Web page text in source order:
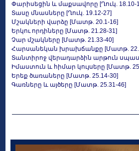
Փարիսեցին և մաքսավորը [Ղուկ. 18.10-
Տասը մնասները [Ղուկ. 19.12-27]
Մշակների վարձը [Մատթ. 20.1-16]
Երկու որդիները [Մատթ. 21.28-31]
Չար մշակները [Մատթ. 21.33-40]
Հարսանեկան խրախճանքը [Մատթ.
Տանտիրոջ վերադարձին արթուն
Իմաստուն և հիմար կույսերը [Մատթ.
Երեք ծառաները [Մատթ. 25.14-30]
Գառները և այծերը [Մատթ. 25.31-46]